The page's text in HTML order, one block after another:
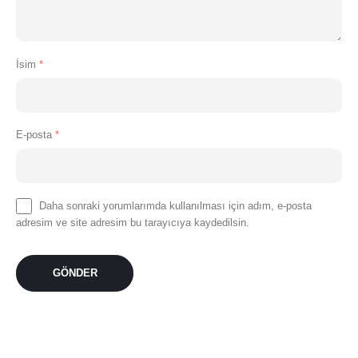
İsim *
E-posta *
Daha sonraki yorumlarımda kullanılması için adım, e-posta
adresim ve site adresim bu tarayıcıya kaydedilsin.